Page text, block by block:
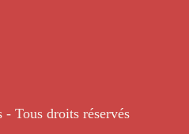
Tous droits réservés